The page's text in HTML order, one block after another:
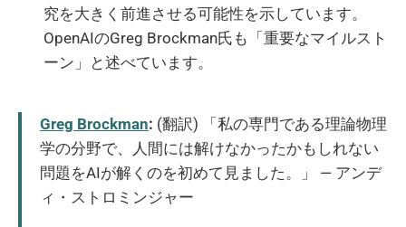
究を大きく前進させる可能性を示しています。
OpenAIのGreg Brockman氏も「重要なマイルスト
ーン」と述べています。
Greg Brockman: (翻訳) 「私の専門である理論物理
学の分野で、人間には解けなかったかもしれない
問題をAIが解くのを初めて見ました。」 — アンデ
ィ・ストロミンジャー